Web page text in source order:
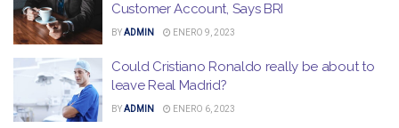
Customer Account, Says BRI
BYADMIN ENERO 9, 2023
Could Cristiano Ronaldo really be about to
leave Real Madrid?
BYADMIN ENERO 6, 2023